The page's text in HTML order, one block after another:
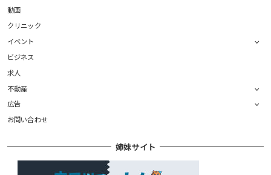
動画
クリニック
イベント
ビジネス
求人
不動産
広告
お問い合わせ
姉妹サイト